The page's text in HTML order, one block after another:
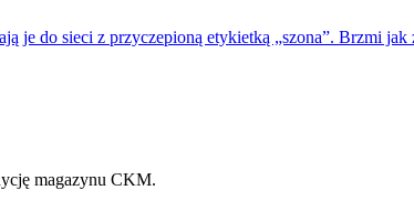
do sieci z przyczepioną etykietką „szona”. Brzmi
magazynu CKM.